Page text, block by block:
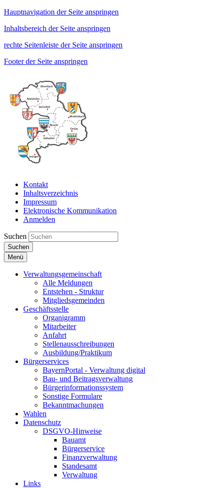
Hauptnavigation der Seite anspringen
Inhaltsbereich der Seite anspringen
rechte Seitenleiste der Seite anspringen
Footer der Seite anspringen
Kontakt
Inhaltsverzeichnis
Impressum
Elektronische Kommunikation
Anmelden
Suchen
Suchen
Menü
Verwaltungsgemeinschaft
Alle Meldungen
Entstehen - Struktur
Mitgliedsgemeinden
Geschäftsstelle
Organigramm
Mitarbeiter
Anfahrt
Stellenausschreibungen
Ausbildung/Praktikum
Bürgerservices
BayernPortal - Verwaltung digital
Bau- und Beitragsverwaltung
Bürgerinformationssystem
Sonstige Formulare
Bekanntmachungen
Wahlen
Datenschutz
DSGVO-Hinweise
Bauamt
Bürgerservice
Finanzverwaltung
Standesamt
Verwaltung
Links